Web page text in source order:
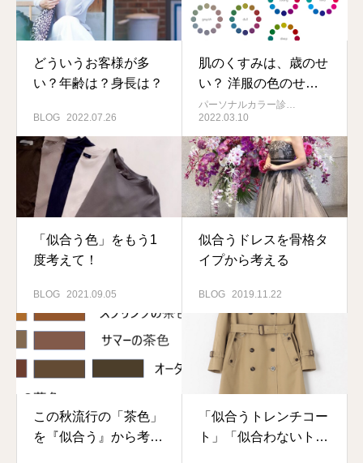
どういうお客様が多
い？年齢は？身長は？
BLOG 2022.07.26
肌のくすみは、歳のせ
い？ 洋服の色のせい
かも？
パーソナルカラー診…
2022.03.10
「似合う色」をもう1
度考えて！
BLOG 2021.09.05
似合うドレスを骨格タ
イプから考える
BLOG 2019.11.22
この秋流行の「茶色」
を『似合う』から考え
「似合うトレンチコー
ト」「似合わないトレ